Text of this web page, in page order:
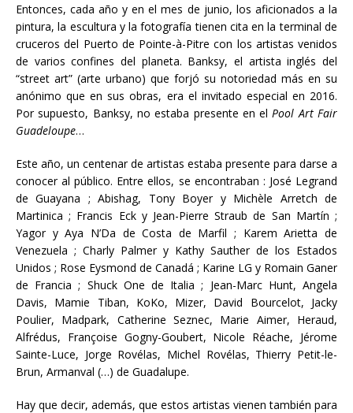
Entonces, cada año y en el mes de junio, los aficionados a la
pintura, la escultura y la fotografía tienen cita en la terminal de
cruceros del Puerto de Pointe-à-Pitre con los artistas venidos
de varios confines del planeta. Banksy, el artista inglés del
“street art” (arte urbano) que forjó su notoriedad más en su
anónimo que en sus obras, era el invitado especial en 2016.
Por supuesto, Banksy, no estaba presente en elPool Art Fair
Guadeloupe…
Este año, un centenar de artistas estaba presente para darse a
conocer al público. Entre ellos, se encontraban : José Legrand
de Guayana ; Abishag, Tony Boyer y Michèle Arretch de
Martinica ; Francis Eck y Jean-Pierre Straub de San Martín ;
Yagor y Aya N’Da de Costa de Marfil ; Karem Arietta de
Venezuela ; Charly Palmer y Kathy Sauther de los Estados
Unidos ; Rose Eysmond de Canadá ; Karine LG y Romain Ganer
de Francia ; Shuck One de Italia ; Jean-Marc Hunt, Angela
Davis, Mamie Tiban, KoKo, Mizer, David Bourcelot, Jacky
Poulier, Madpark, Catherine Seznec, Marie Aimer, Heraud,
Alfrédus, Françoise Gogny-Goubert, Nicole Réache, Jérome
Sainte-Luce, Jorge Rovélas, Michel Rovélas, Thierry Petit-le-
Brun, Armanval (…) de Guadalupe.
Hay que decir, además, que estos artistas vienen también para